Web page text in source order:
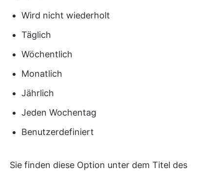
Wird nicht wiederholt
Täglich
Wöchentlich
Monatlich
Jährlich
Jeden Wochentag
Benutzerdefiniert
Sie finden diese Option unter dem Titel des